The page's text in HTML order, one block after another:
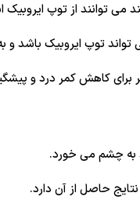
توانند از توپ ایروبیک
توپ ایروبیک باشد و
برای کاهش کمر درد و
به چشم می خورد.
حاصل از آن دارد.